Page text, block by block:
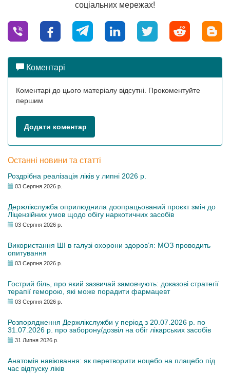
соціальних мережах!
Коментарі
Коментарі до цього матеріалу відсутні. Прокоментуйте
першим
Додати коментар
Останні новини та статті
Роздрібна реалізація ліків у липні 2026 р.
03 Серпня 2026 р.
Держлікслужба оприлюднила доопрацьований проєкт змін до
Ліцензійних умов щодо обігу наркотичних засобів
03 Серпня 2026 р.
Використання ШІ в галузі охорони здоров’я: МОЗ проводить
опитування
03 Серпня 2026 р.
Гострий біль, про який зазвичай замовчують: доказові стратегії
терапії геморою, які може порадити фармацевт
03 Серпня 2026 р.
Розпорядження Держлікслужби у період з 20.07.2026 р. по
31.07.2026 р. про заборону/дозвіл на обіг лікарських засобів
31 Липня 2026 р.
Анатомія навіювання: як перетворити ноцебо на плацебо під
час відпуску ліків